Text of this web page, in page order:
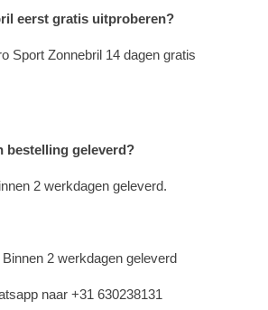
eerst gratis uitproberen?
Sport Zonnebril 14 dagen gratis
bestelling geleverd?
2 werkdagen geleverd.
2 werkdagen geleverd
naar +31 630238131